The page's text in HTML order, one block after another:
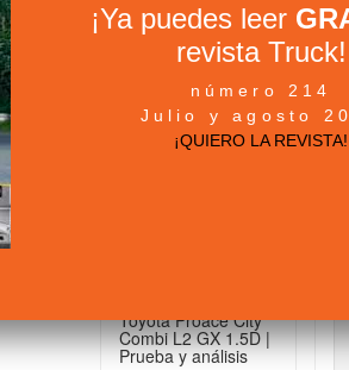
+ NOTICIAS...
Toyota Proace City
Combi L2 GX 1.5D |
Prueba y análisis
¡Ya puedes leer
revista Truck!
número 214
Julio y agosto
¡QUIERO LA REVISTA!